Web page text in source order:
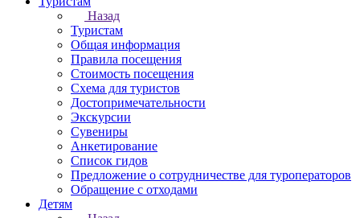
Назад
Туристам
Общая информация
Правила посещения
Стоимость посещения
Схема для туристов
Достопримечательности
Экскурсии
Сувениры
Анкетирование
Список гидов
Предложение о сотрудничестве для туроператоров
Обращение с отходами
Детям